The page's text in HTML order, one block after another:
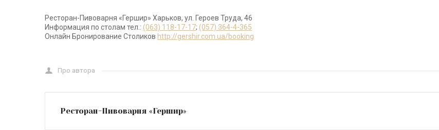
Ресторан-Пивоварня «Гершир» Харьков, ул. Героев Труда, 46
Информация по столам тел.: (063) 118-17-17; (057) 364-4-365
Онлайн Бронирование Столиков http://gershir.com.ua/booking
Про автора
Ресторан-Пивоварня «Гершир»